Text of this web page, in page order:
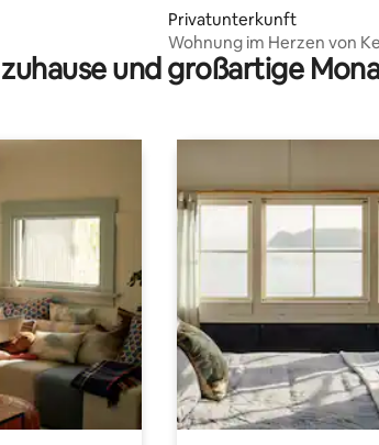
Privatunterkunft
Wohnung im Herzen von
und großartige